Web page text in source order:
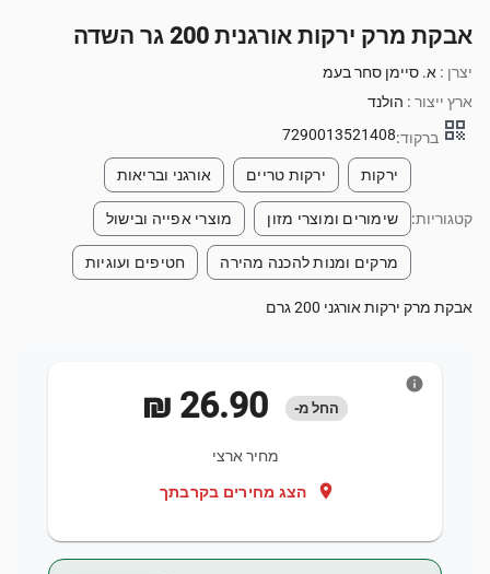
אבקת מרק ירקות אורגנית 200 גר השדה
יצרן : א. סיימן סחר בעמ
ארץ ייצור : הולנד
qr_code ברקוד:7290013521408
קטגוריות:
ירקות ירקות טריים אורגני ובריאות
שימורים ומוצרי מזון מוצרי אפייה ובישול
מרקים ומנות להכנה מהירה חטיפים ועוגיות
אבקת מרק ירקות אורגני 200 גרם
החל מ-
מחיר ארצי
location_on הצג מחירים בקרבתך
info